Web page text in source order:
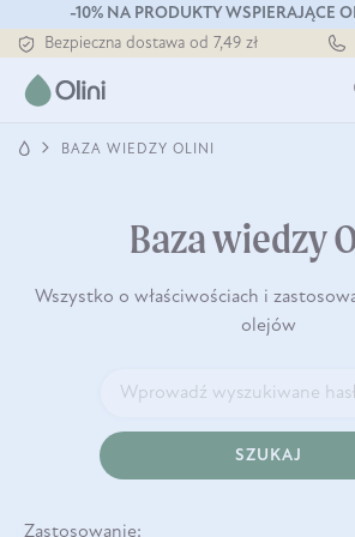
-10% NA PRODUKTY WSPIERAJĄCE
Tłoczony zawsze na zimno
Bezpieczna dostawa od 7,49 zł
Darmowa dostawa od 199 zł
Tłoczony zawsze na zimno
BAZA WIEDZY OLINI
Baza wiedzy
Wszystko o właściwościach i
olejów
SZUKAJ
Zastosowanie: